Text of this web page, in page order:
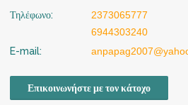
Τηλέφωνο:
2373065777
6944303240
E-mail:
Επικοινωνήστε με τον κάτοχο